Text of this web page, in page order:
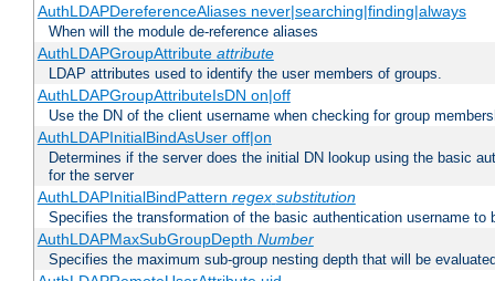
AuthLDAPDereferenceAliases never|searching|finding|always
When will the module de-reference aliases
AuthLDAPGroupAttribute attribute
LDAP attributes used to identify the user members of groups.
AuthLDAPGroupAttributeIsDN on|off
Use the DN of the client username when checking for group
AuthLDAPInitialBindAsUser off|on
Determines if the server does the initial DN lookup using the basic
for the server
AuthLDAPInitialBindPattern regex substitution
Specifies the transformation of the basic authentication username
AuthLDAPMaxSubGroupDepth Number
Specifies the maximum sub-group nesting depth that will be